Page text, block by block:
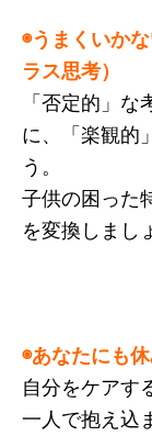
◉うまくいか
ラス思考）
「否定的」な
に、「楽観的
う。
子供の困った
を変換しまし
◉あなたにも
自分をケアす
一人で抱え込